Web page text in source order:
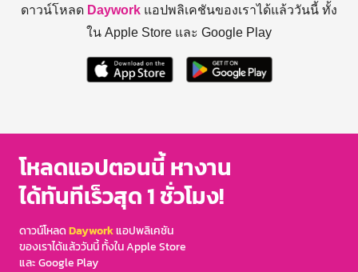
ดาวน์โหลด Daywork แอปพลิเคชันของเราได้แล้ววันนี้ ทั้ง
ใน Apple Store และ Google Play
โหลดแอปตอนนี้ หางาน
ได้ทันทีเร็วสุด 1 ชั่วโมง!
ดาวน์โหลดDayworkแอปพลิเคชัน
ของเราได้แล้ววันนี้ ทั้งใน Apple Store
และ Google Play